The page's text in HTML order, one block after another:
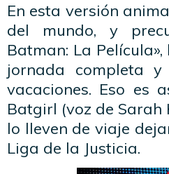
En esta versión
del mundo, y
Batman: La
jornada completa
vacaciones. Eso es
Batgirl (voz de
lo lleven de viaje
Liga de la Justicia.